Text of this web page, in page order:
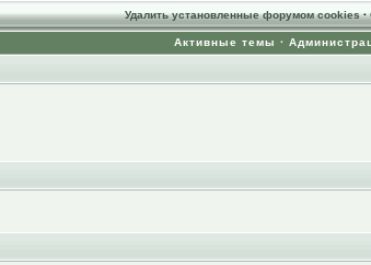
Удалить установленные форумом cookies·
Активные темы ·